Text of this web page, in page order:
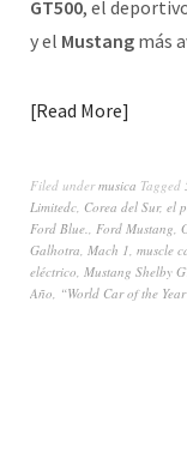
GT500, el
y el Mustang más
Read More
Filed undermusica Tagged
Limitedc Corea del Sur, el
Ford Blue.
Ford Mustang
Galhotra Mach 1 muscle
eléctrico Mustang Shelby
Año “World Car of the